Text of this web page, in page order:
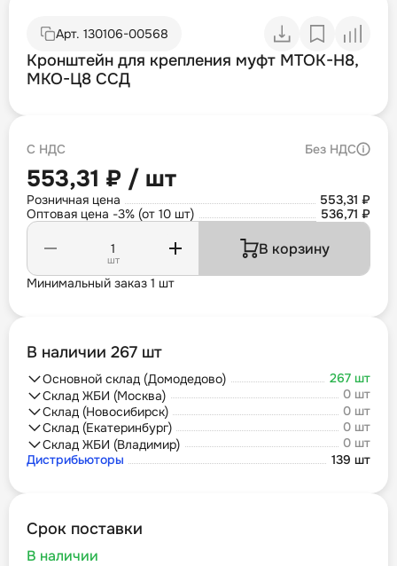
Арт. 130106-00568
Кронштейн для крепления муфт МТОК-Н8,
МКО-Ц8 ССД
С НДС Без НДС
553,31 ₽ / шт
Розничная цена
553,31 ₽
Оптовая цена -3% (от 10 шт)
536,71 ₽
шт
В корзину
Минимальный заказ 1 шт
В наличии 267 шт
Основной склад (Домодедово)
267 шт
Склад ЖБИ (Москва)
0 шт
Склад (Новосибирск)
0 шт
Склад (Екатеринбург)
0 шт
Склад ЖБИ (Владимир)
0 шт
Дистрибьюторы
139 шт
Срок поставки
В наличии